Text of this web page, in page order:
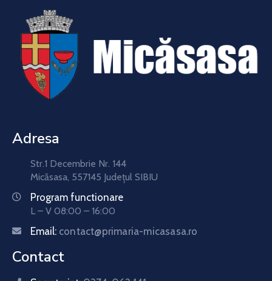
Adresa
Str.1 Decembrie Nr. 144
Micăsasa, 557145 Județul SIBIU
Program functionare
L – V 08:00 – 16:00
Email: contact@primaria-micasasa.ro
Contact